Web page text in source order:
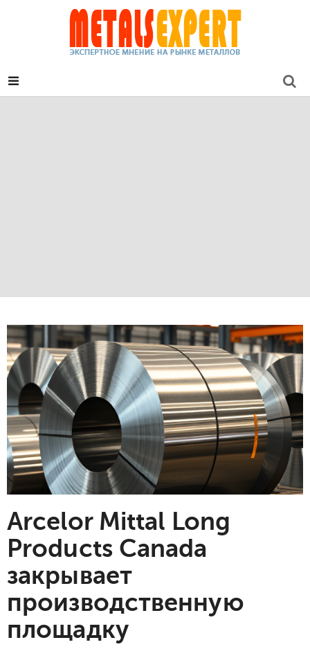
Arcelor Mittal Long
Products Canada
закрывает
производственную
площадку